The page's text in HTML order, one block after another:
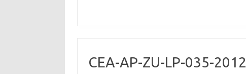
CEA-AP-ZU-LP-035-2012